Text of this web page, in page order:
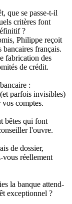
que se passe-t-il
critères font
?
Philippe reçoit
bancaires français.
fabrication des
de crédit.
:
parfois invisibles)
vos comptes.
bêtes qui font
l'ouvre.
de dossier,
vous réellement
la banque attend-
exceptionnel ?